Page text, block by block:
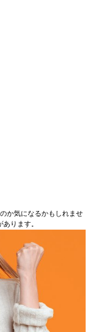
か気になるかもしれませ
ります。